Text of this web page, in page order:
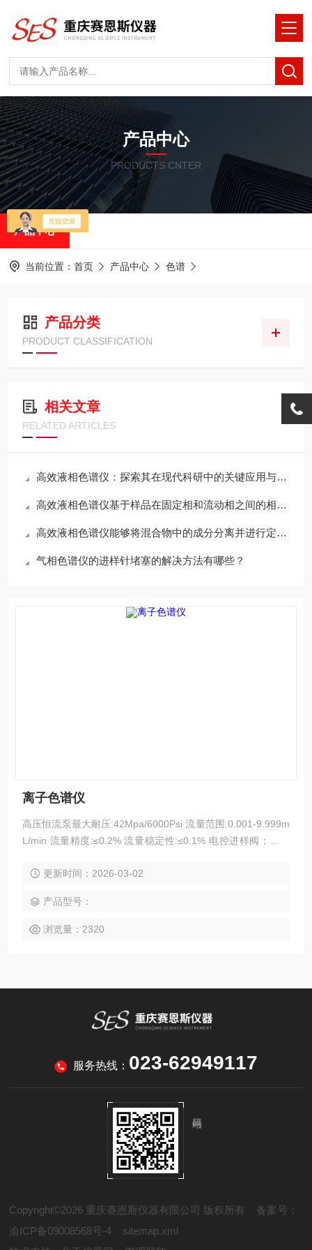
产品中心
PRODUCTS CNTER
产品中心
当前位置： 首页 产品中心 色谱
产品分类
PRODUCT CLASSIFICATION
相关文章
RELATED ARTICLES
高效液相色谱仪：探索其在现代科研中的关键应用与优势
高效液相色谱仪基于样品在固定相和流动相之间的相互作用来实现化合物的分离
高效液相色谱仪能够将混合物中的成分分离并进行定量分析
气相色谱仪的进样针堵塞的解决方法有哪些？
离子色谱仪
高压恒流泵最大耐压:42Mpa/6000Psi 流量范围:0.001-9.999m
L/min 流量精度:≤0.2% 流量稳定性:≤0.1% 电控进样阀：阀切
噪声:0.0001uS 基线漂移:≤0.001uS/30min 定性重复性:≤0.2%
更新时间：2026-03-02
产品型号：
浏览量：2320
服务热线： 023-62949117
Copyright©2026 重庆赛恩斯仪器有限公司 版权所有 备案号：
渝ICP备09008568号-4
sitemap.xml